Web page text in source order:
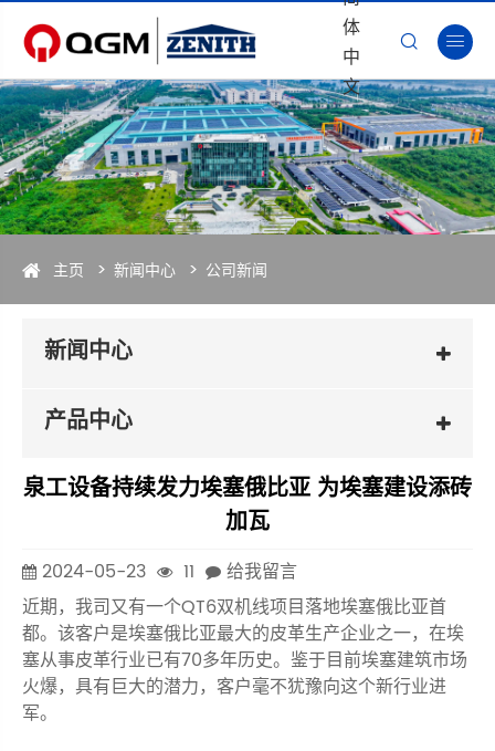
体
中
文
 
主页 新闻中心 公司新闻
新闻中心
产品中心
泉工设备持续发力埃塞俄比亚 为埃塞建设添砖
加瓦
2024-05-23 11
给我留言
近期，我司又有一个QT6双机线项目落地埃塞俄比亚首
都。该客户是埃塞俄比亚最大的皮革生产企业之一，在埃
塞从事皮革行业已有70多年历史。鉴于目前埃塞建筑市场
火爆，具有巨大的潜力，客户毫不犹豫向这个新行业进
军。